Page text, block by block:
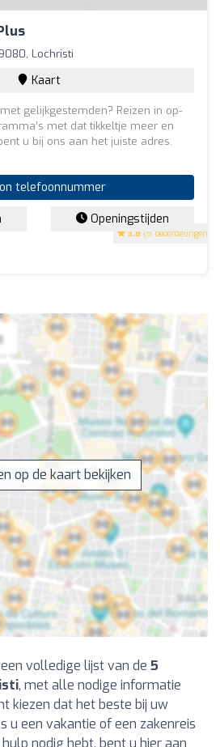
3.8 (5 beoordelingen)
Lochristi
Kaart
gelijkgestemden? Reizen in op-
met dat tikkeltje meer en
u bij ons aan het juiste adres.
telefoonnummer
Openingstijden
op de kaart bekijken
volledige lijst van de 5
, met alle nodige informatie
kiezen dat het beste bij uw
u een vakantie of een zakenreis
nodig hebt, bent u hier aan